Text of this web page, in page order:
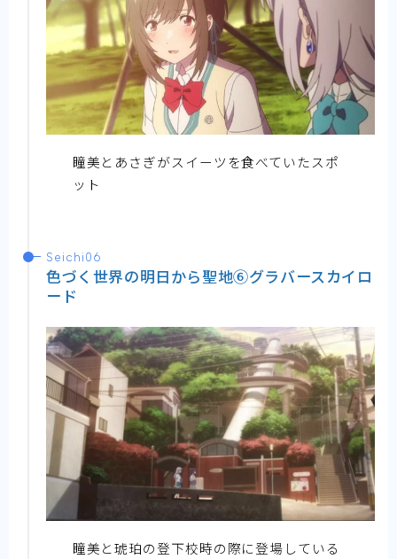
瞳美とあさぎがスイーツを食べていたスポ
ット
Seichi06
色づく世界の明日から聖地⑥グラバースカイロ
ード
瞳美と琥珀の登下校時の際に登場している